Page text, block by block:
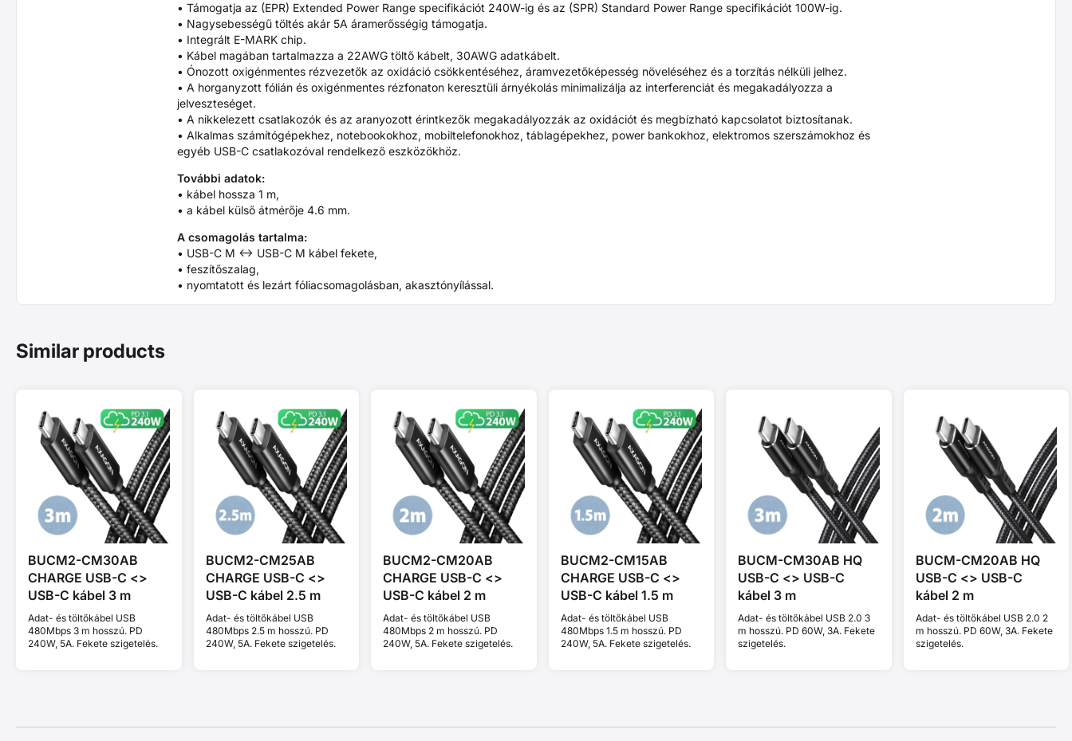
• Támogatja az (EPR) Extended Power Range specifikációt 240W-ig és az (SPR) Standard Power Range specifikációt 100W-ig.
• Nagysebességű töltés akár 5A áramerősségig támogatja.
• Integrált E-MARK chip.
• Kábel magában tartalmazza a 22AWG töltő kábelt, 30AWG adatkábelt.
• Ónozott oxigénmentes rézvezetők az oxidáció csökkentéséhez, áramvezetőképesség növeléséhez és a torzítás nélküli jelhez.
• A horganyzott fólián és oxigénmentes rézfonaton keresztüli árnyékolás minimalizálja az interferenciát és megakadályozza a
jelveszteséget.
• A nikkelezett csatlakozók és az aranyozott érintkezők megakadályozzák az oxidációt és megbízható kapcsolatot biztosítanak.
• Alkalmas számítógépekhez, notebookokhoz, mobiltelefonokhoz, táblagépekhez, power bankokhoz, elektromos szerszámokhoz és
egyéb USB-C csatlakozóval rendelkező eszközökhöz.
További adatok:
• kábel hossza 1 m,
• a kábel külső átmérője 4.6 mm.
A csomagolás tartalma:
• USB-C M <-> USB-C M kábel fekete,
• feszítőszalag,
• nyomtatott és lezárt fóliacsomagolásban, akasztónyílással.
Similar products
BUCM2-CM30AB
CHARGE USB-C <>
USB-C kábel 3 m
Adat- és töltőkábel USB
480Mbps 3 m hosszú. PD
240W, 5A. Fekete szigetelés.
BUCM2-CM25AB
CHARGE USB-C <>
USB-C kábel 2.5 m
Adat- és töltőkábel USB
480Mbps 2.5 m hosszú. PD
240W, 5A. Fekete szigetelés.
BUCM2-CM20AB
CHARGE USB-C <>
USB-C kábel 2 m
Adat- és töltőkábel USB
480Mbps 2 m hosszú. PD
240W, 5A. Fekete szigetelés.
BUCM2-CM15AB
CHARGE USB-C <>
USB-C kábel 1.5 m
Adat- és töltőkábel USB
480Mbps 1.5 m hosszú. PD
240W, 5A. Fekete szigetelés.
BUCM-CM30AB HQ
USB-C <> USB-C
kábel 3 m
Adat- és töltőkábel USB 2.0 3
m hosszú. PD 60W, 3A. Fekete
szigetelés.
BUCM-CM20AB HQ
USB-C <> USB-C
kábel 2 m
Adat- és töltőkábel USB 2.0 2
m hosszú. PD 60W, 3A. Fekete
szigetelés.